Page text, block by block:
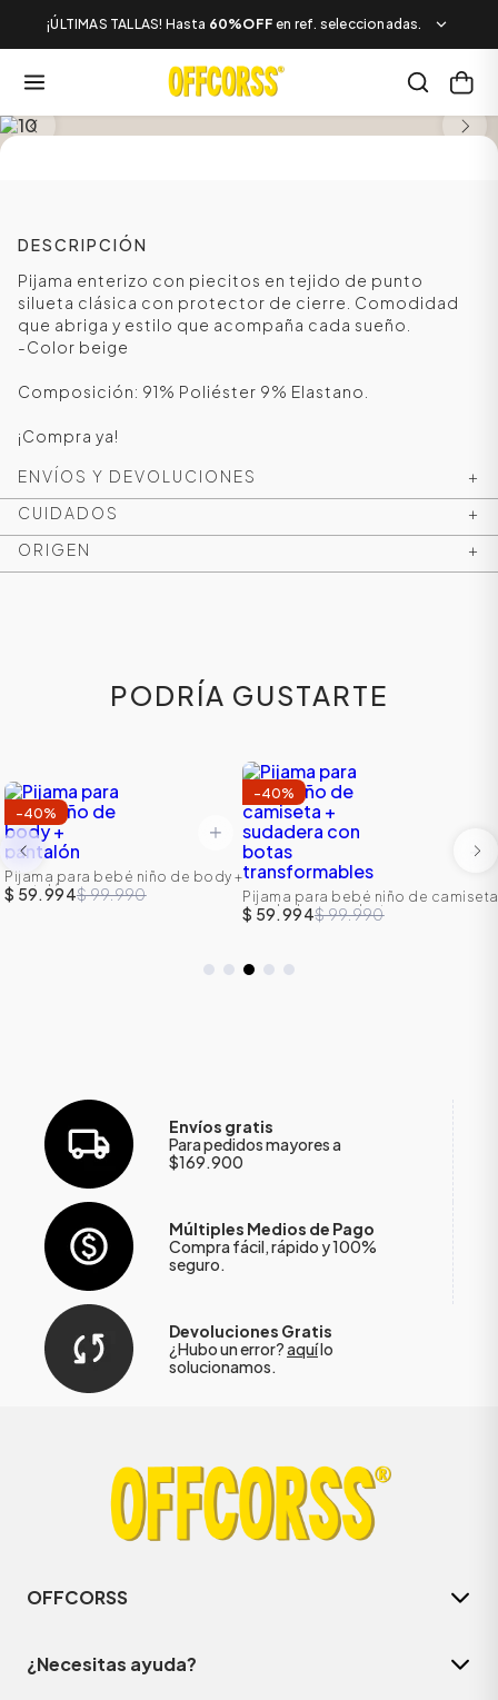
¡ÚLTIMAS TALLAS! Hasta 60%OFF en ref. seleccionadas.
DESCRIPCIÓN
Pijama enterizo con piecitos en tejido de punto
silueta clásica con protector de cierre. Comodidad
que abriga y estilo que acompaña cada sueño.
-Color beige
Composición: 91% Poliéster 9% Elastano.
¡Compra ya!
ENVÍOS Y DEVOLUCIONES
+
CUIDADOS
+
ORIGEN
+
PODRÍA GUSTARTE
-40%
Pijama para bebé niño de body +
pantalón
$ 59.994$ 99.990
-40%
Pijama para bebé niño de camiseta
+ sudadera con botas
transformables
$ 59.994$ 99.990
Envíos gratis
Para pedidos mayores a
$169.900
Múltiples Medios de Pago
Compra fácil, rápido y 100%
seguro.
Devoluciones Gratis
¿Hubo un error?aquílo
solucionamos.
OFFCORSS
¿Necesitas ayuda?